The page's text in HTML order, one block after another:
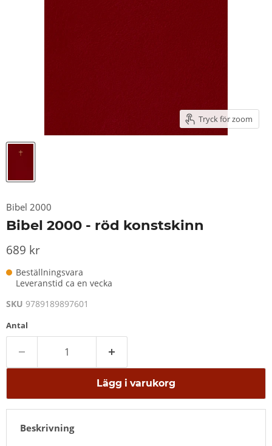
Tryck för zoom
Bibel 2000
Bibel 2000 - röd konstskinn
689 kr
Beställningsvara
Leveranstid ca en vecka
SKU 9789189897601
Antal
Lägg i varukorg
Beskrivning